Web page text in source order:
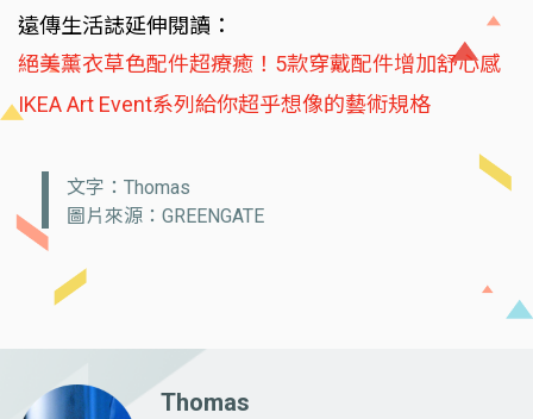
遠傳生活誌延伸閱讀：
絕美薰衣草色配件超療癒！5款穿戴配件增加舒心感
IKEA Art Event系列給你超乎想像的藝術規格
文字：Thomas
圖片來源：GREENGATE
Thomas